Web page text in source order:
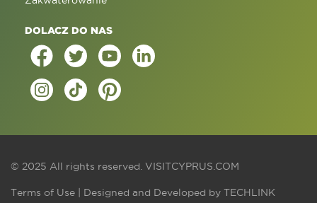
DOLACZ DO NAS
© 2025 All rights reserved. VISITCYPRUS.COM
Terms of Use | Designed and Developed by TECHLINK